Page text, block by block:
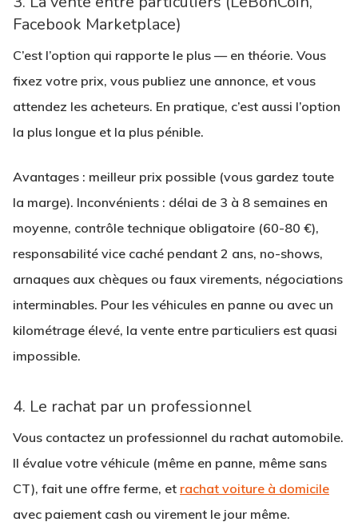
Facebook Marketplace)
C’est l’option qui rapporte le plus — en théorie. Vous
fixez votre prix, vous publiez une annonce, et vous
attendez les acheteurs. En pratique, c’est aussi l’option
la plus longue et la plus pénible.
Avantages : meilleur prix possible (vous gardez toute
la marge). Inconvénients : délai de 3 à 8 semaines en
moyenne, contrôle technique obligatoire (60-80 €),
responsabilité vice caché pendant 2 ans, no-shows,
arnaques aux chèques ou faux virements, négociations
interminables. Pour les véhicules en panne ou avec un
kilométrage élevé, la vente entre particuliers est quasi
impossible.
4. Le rachat par un professionnel
Vous contactez un professionnel du rachat automobile.
Il évalue votre véhicule (même en panne, même sans
CT), fait une offre ferme, et rachat voiture à domicile
avec paiement cash ou virement le jour même.